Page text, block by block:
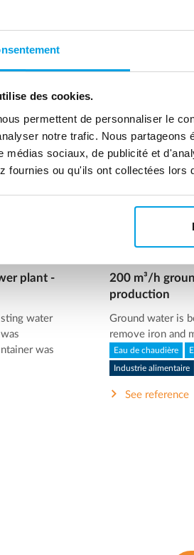
des cookies.
permettent de personnaliser le
notre trafic. Nous partageons
médias sociaux, de publicité et
fournies ou qu'ils ont collectées lors
plant -
water
was
200 m³/h
production
Ground water is
remove iron and
Eau de chaudière
Industrie alimentaire
See reference